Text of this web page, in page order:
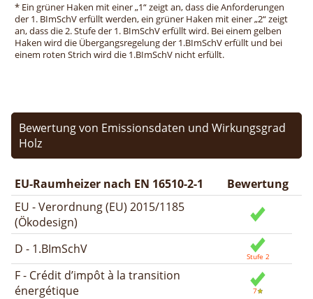
* Ein grüner Haken mit einer „1“ zeigt an, dass die Anforderungen
der 1. BImSchV erfüllt werden, ein grüner Haken mit einer „2“ zeigt
an, dass die 2. Stufe der 1. BImSchV erfüllt wird. Bei einem gelben
Haken wird die Übergangsregelung der 1.BImSchV erfüllt und bei
einem roten Strich wird die 1.BImSchV nicht erfüllt.
Bewertung von Emissionsdaten und Wirkungsgrad
Holz
EU-Raumheizer nach EN 16510-2-1
Bewertung
EU - Verordnung (EU) 2015/1185
(Ökodesign)
D - 1.BImSchV
F - Crédit d’impôt à la transition
énergétique